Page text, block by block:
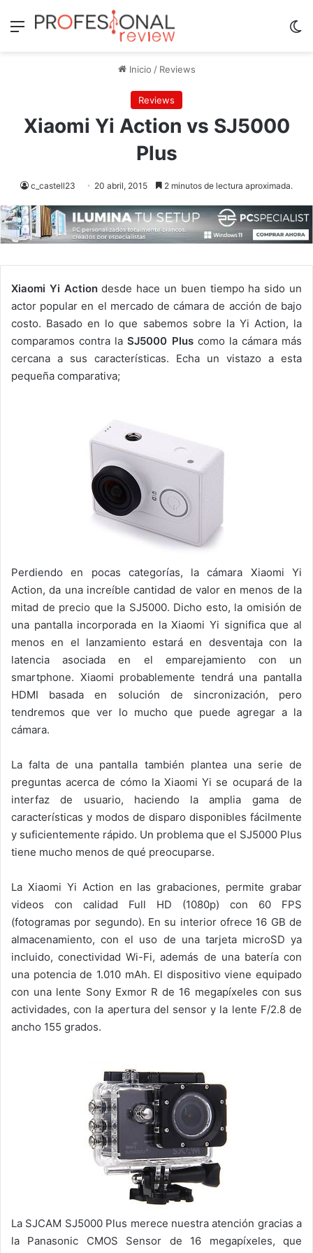
Menú
Inicio / Reviews
Reviews
Xiaomi Yi Action vs SJ5000
Plus
c_castell23 20 abril, 2015 2 minutos de lectura aproximada.
Xiaomi Yi Actiondesde hace un buen tiempo ha sido un
actor popular en el mercado de cámara de acción de bajo
costo. Basado en lo que sabemos sobre la Yi Action, la
comparamos contra laSJ5000 Pluscomo la cámara más
cercana a sus características. Echa un vistazo a esta
pequeña comparativa;
Perdiendo en pocas categorías, la cámara Xiaomi Yi
Action, da una increíble cantidad de valor en menos de la
mitad de precio que la SJ5000. Dicho esto, la omisión de
una pantalla incorporada en la Xiaomi Yi significa que al
menos en el lanzamiento estará en desventaja con la
latencia asociada en el emparejamiento con un
smartphone. Xiaomi probablemente tendrá una pantalla
HDMI basada en solución de sincronización, pero
tendremos que ver lo mucho que puede agregar a la
cámara.
La falta de una pantalla también plantea una serie de
preguntas acerca de cómo la Xiaomi Yi se ocupará de la
interfaz de usuario, haciendo la amplia gama de
características y modos de disparo disponibles fácilmente
y suficientemente rápido. Un problema que el SJ5000 Plus
tiene mucho menos de qué preocuparse.
La Xiaomi Yi Action en las grabaciones, permite grabar
videos con calidad Full HD (1080p) con 60 FPS
(fotogramas por segundo). En su interior ofrece 16 GB de
almacenamiento, con el uso de una tarjeta microSD ya
incluido, conectividad Wi-Fi, además de una batería con
una potencia de 1.010 mAh. El dispositivo viene equipado
con una lente Sony Exmor R de 16 megapíxeles con sus
actividades, con la apertura del sensor y la lente F/2.8 de
ancho 155 grados.
La SJCAM SJ5000 Plus merece nuestra atención gracias a
la Panasonic CMOS Sensor de 16 megapíxeles, que